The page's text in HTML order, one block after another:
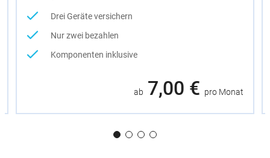
Drei Geräte versichern
Nur zwei bezahlen
Komponenten inklusive
ab 7,00 € pro Monat